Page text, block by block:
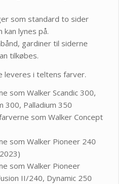
som standard to sider
kan lynes på.
gardiner til siderne
tilkøbes.
leveres i teltens farver.
som Walker Scandic 300,
300, Palladium 350
som Walker Concept
som Walker Pioneer 240
som Walker Pioneer
II/240, Dynamic 250